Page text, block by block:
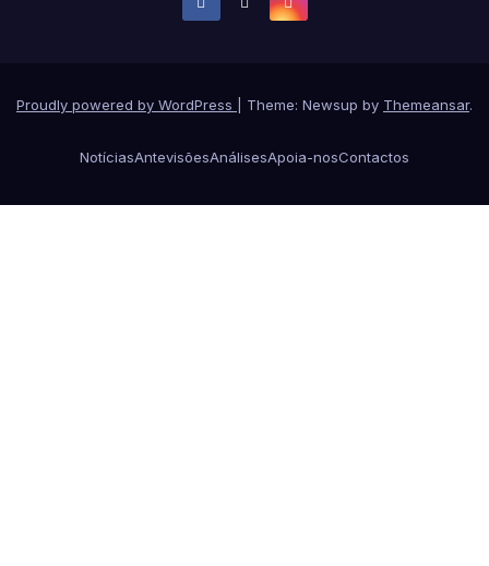
Proudly powered by WordPress Theme: Newsup by Themeansar.
NotíciasAntevisõesAnálisesApoia-nosContactos